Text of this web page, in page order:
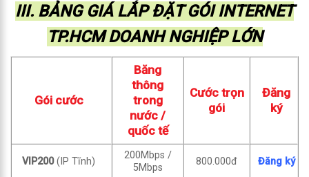
III. BẢNG GIÁ LẮP ĐẶT GÓI INTERNET
TP.HCM DOANH NGHIỆP LỚN
Gói cước
Băng
thông
trong
nước /
quốc tế
Cước trọn
gói
Đăng
ký
VIP200(IP Tĩnh)
200Mbps /
5Mbps
800.000đ Đăng ký